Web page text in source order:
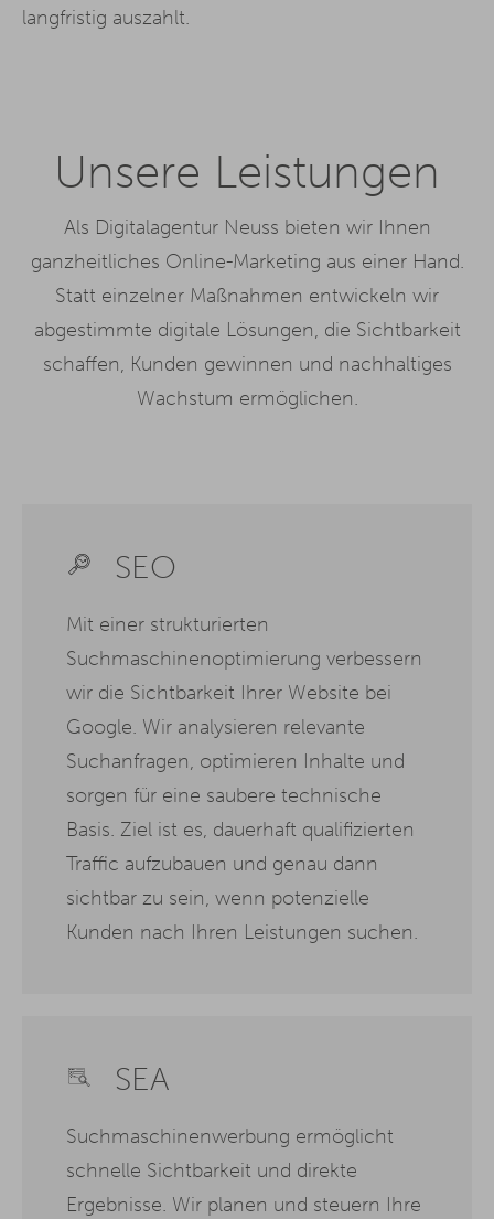
langfristig auszahlt.
Unsere Leistungen
Als Digitalagentur Neuss bieten wir Ihnen
ganzheitliches Online-Marketing aus einer Hand.
Statt einzelner Maßnahmen entwickeln wir
abgestimmte digitale Lösungen, die Sichtbarkeit
schaffen, Kunden gewinnen und nachhaltiges
Wachstum ermöglichen.
SEO
Mit einer strukturierten
Suchmaschinenoptimierung verbessern
wir die Sichtbarkeit Ihrer Website bei
Google. Wir analysieren relevante
Suchanfragen, optimieren Inhalte und
sorgen für eine saubere technische
Basis. Ziel ist es, dauerhaft qualifizierten
Traffic aufzubauen und genau dann
sichtbar zu sein, wenn potenzielle
Kunden nach Ihren Leistungen suchen.
SEA
Suchmaschinenwerbung ermöglicht
schnelle Sichtbarkeit und direkte
Ergebnisse. Wir planen und steuern Ihre